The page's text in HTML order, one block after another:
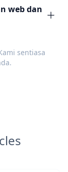
web dan
sentiasa